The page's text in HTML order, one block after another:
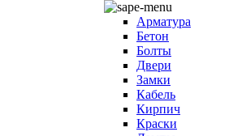
Арматура
Бетон
Болты
Двери
Замки
Кабель
Кирпич
Краски